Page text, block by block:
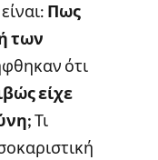
Πως
των
ότι
είχε
Τι